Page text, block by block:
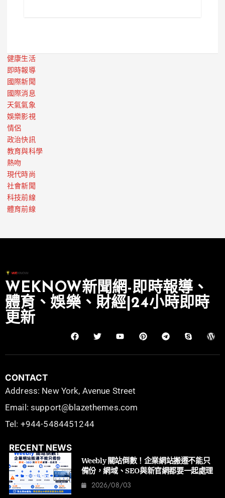
健康生活
即時報導
國際新聞
國際消息
天氣氣象
娛樂影視
情侶
政治快訊
教育與科學
熱吻
現代時尚
社會新聞
科技前線
體育前線
WEKNOW新聞網-即時報導、
體育、娛樂、財經|24小時即時
更新
CONTACT
Address: New York, Avenue Street
Email: support@blazethemes.com
Tel: +944-5484451244
RECENT NEWS
Weebly 關站倒數！企業網站搬遷不能只
備份，網域、SEO與新官網都要一起處理
2026/08/03